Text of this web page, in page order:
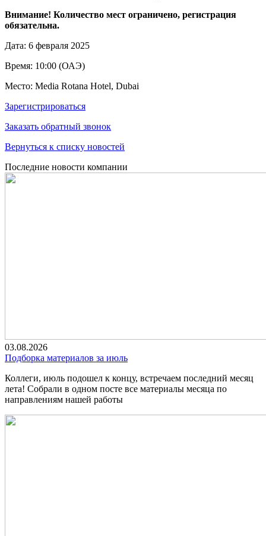
Внимание! Количество мест ограничено, регистрация
обязательна.
Дата: 6 февраля 2025
Время: 10:00 (ОАЭ)
Место: Media Rotana Hotel, Dubai
Зарегистрироваться
Заказать обратный звонок
Вернуться к списку новостей
Последние новости компании
03.08.2026
Подборка материалов за июль
Коллеги, июль подошел к концу, встречаем последний месяц
лета! Собрали в одном посте все материалы месяца по
направлениям нашей работы